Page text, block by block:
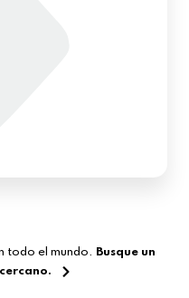
todo el mundo.
Busque un